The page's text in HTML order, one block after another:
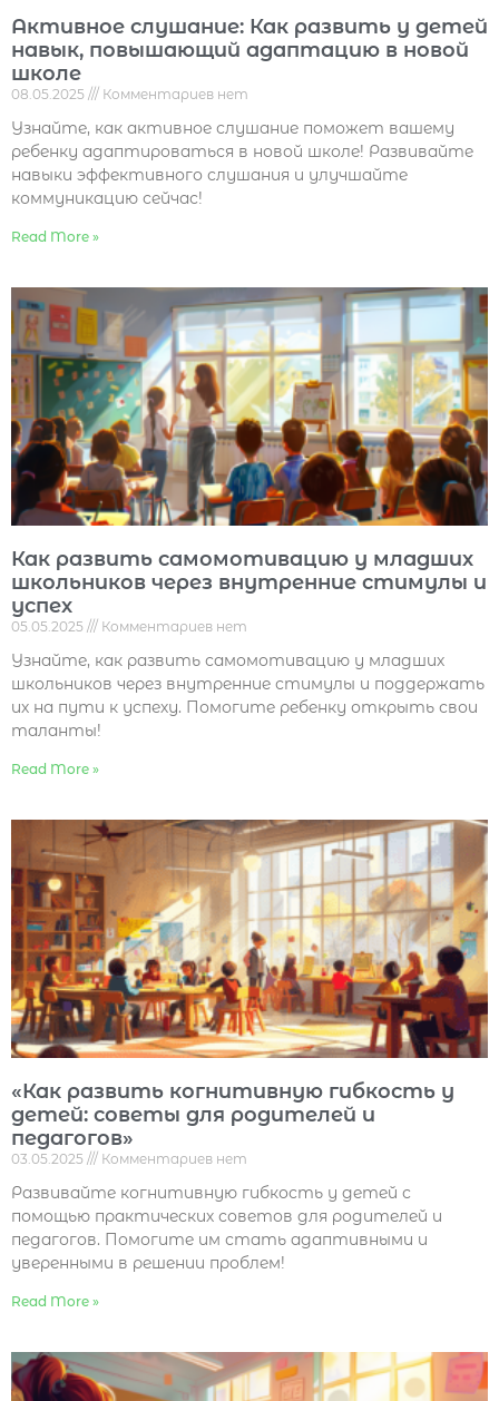
Активное слушание: Как развить у детей
навык, повышающий адаптацию в новой
школе
08.05.2025 Комментариев нет
Узнайте, как активное слушание поможет вашему
ребенку адаптироваться в новой школе! Развивайте
навыки эффективного слушания и улучшайте
коммуникацию сейчас!
Read More »
Как развить самомотивацию у младших
школьников через внутренние стимулы и
успех
05.05.2025 Комментариев нет
Узнайте, как развить самомотивацию у младших
школьников через внутренние стимулы и поддержать
их на пути к успеху. Помогите ребенку открыть свои
таланты!
Read More »
«Как развить когнитивную гибкость у
детей: советы для родителей и
педагогов»
03.05.2025 Комментариев нет
Развивайте когнитивную гибкость у детей с
помощью практических советов для родителей и
педагогов. Помогите им стать адаптивными и
уверенными в решении проблем!
Read More »